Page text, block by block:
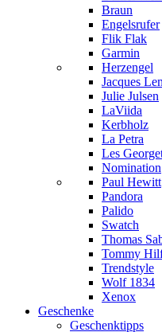
Braun
Engelsrufer
Flik Flak
Garmin
Herzengel
Jacques
Julie Julsen
LaViida
Kerbholz
La Petra
Les
Nomination
Paul Hewitt
Pandora
Palido
Swatch
Thomas
Tommy
Trendstyle
Wolf 1834
Xenox
Geschenke
Geschenktipps